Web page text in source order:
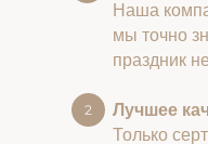
Наша
мы точно
праздник
Лучшее
Только